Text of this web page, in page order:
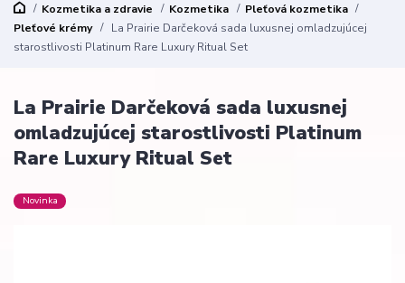
Kozmetika a zdravie Kozmetika
Pleťová kozmetika
Pleťové krémy
La Prairie Darčeková sada luxusnej omladzujúcej
starostlivosti Platinum Rare Luxury Ritual Set
La Prairie Darčeková sada luxusnej
omladzujúcej starostlivosti Platinum
Rare Luxury Ritual Set
Novinka